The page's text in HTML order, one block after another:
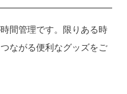
間管理です。限りある時
ながる便利なグッズをご